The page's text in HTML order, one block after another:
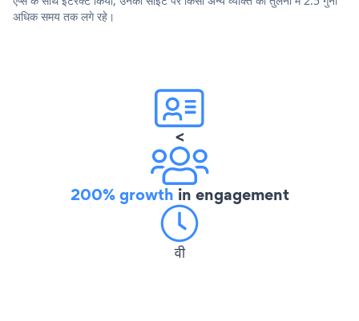
अधिक समय तक लगे रहे।
<
200% growth in engagement
वी